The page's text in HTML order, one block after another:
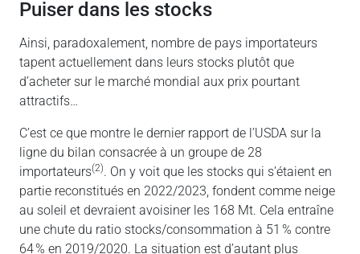
puiser dans les stocks
Ainsi, paradoxalement, nombre de pays importateurs
tapent actuellement dans leurs stocks plutôt que
d’acheter sur le marché mondial aux prix pourtant
attractifs…
C’est ce que montre le dernier rapport de l’USDA sur la
ligne du bilan consacrée à un groupe de 28
importateurs(2). On y voit que les stocks qui s’étaient en
partie reconstitués en 2022/2023, fondent comme neige
au soleil et devraient avoisiner les 168 Mt. Cela entraîne
une chute du ratio stocks/consommation à 51 % contre
64 % en 2019/2020. La situation est d’autant plus